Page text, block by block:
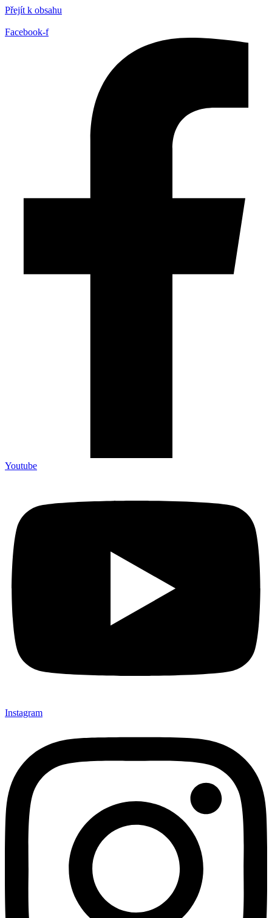
Přejít k obsahu
Facebook-f
Youtube
Instagram